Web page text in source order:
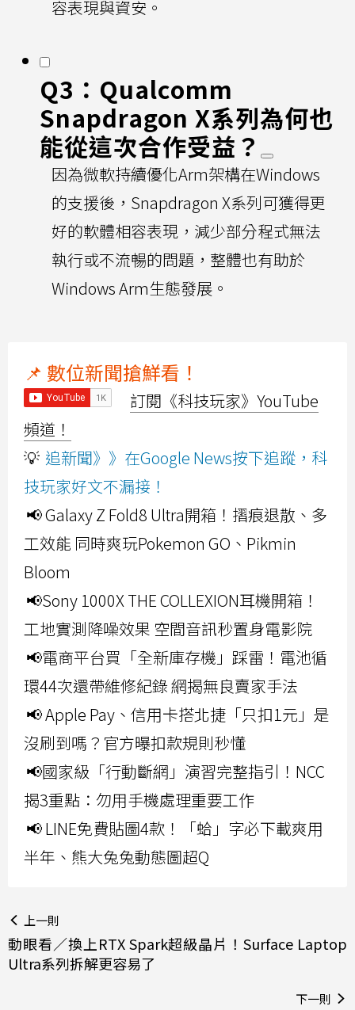
容表現與資安。
Q3：Qualcomm
Snapdragon X系列為何也
能從這次合作受益？
因為微軟持續優化Arm架構在Windows
的支援後，Snapdragon X系列可獲得更
好的軟體相容表現，減少部分程式無法
執行或不流暢的問題，整體也有助於
Windows Arm生態發展。
📌 數位新聞搶鮮看！
訂閱《科技玩家》YouTube
頻道！
💡 追新聞》》在Google News按下追蹤，科
技玩家好文不漏接！
📢 Galaxy Z Fold8 Ultra開箱！摺痕退散、多
工效能 同時爽玩Pokemon GO、Pikmin
Bloom
📢Sony 1000X THE COLLEXION耳機開箱！
工地實測降噪效果 空間音訊秒置身電影院
📢電商平台買「全新庫存機」踩雷！電池循
環44次還帶維修紀錄 網揭無良賣家手法
📢 Apple Pay、信用卡搭北捷「只扣1元」是
沒刷到嗎？官方曝扣款規則秒懂
📢國家級「行動斷網」演習完整指引！NCC
揭3重點：勿用手機處理重要工作
📢 LINE免費貼圖4款！「蛤」字必下載爽用
半年、熊大兔兔動態圖超Q
上一則
動眼看／換上RTX Spark超級晶片！Surface Laptop
Ultra系列拆解更容易了
下一則